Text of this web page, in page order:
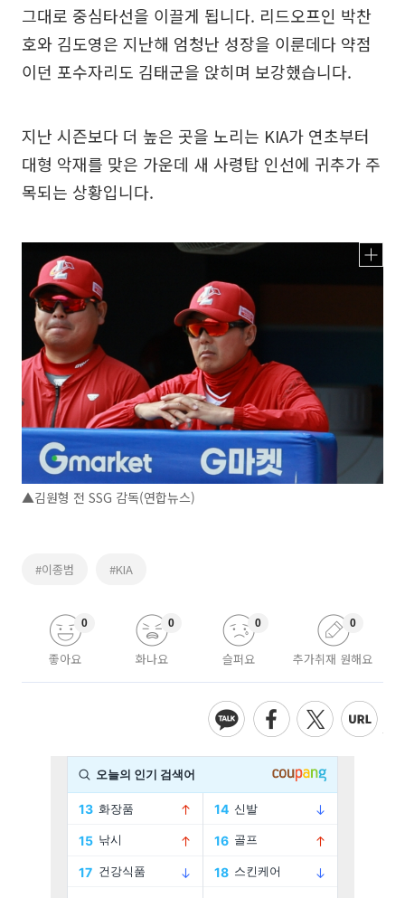
그대로 중심타선을 이끌게 됩니다. 리드오프인 박찬
호와 김도영은 지난해 엄청난 성장을 이룬데다 약점
이던 포수자리도 김태군을 앉히며 보강했습니다.
지난 시즌보다 더 높은 곳을 노리는 KIA가 연초부터
대형 악재를 맞은 가운데 새 사령탑 인선에 귀추가 주
목되는 상황입니다.
▲김원형 전 SSG 감독(연합뉴스)
#이종범 #KIA
좋아요
0
화나요
0
슬퍼요
0
추가취재 원해요
0